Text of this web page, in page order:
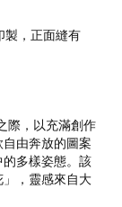
製，正面縫有
際，以充滿創作
由奔放的圖案
多樣姿態。該
，靈感來自大